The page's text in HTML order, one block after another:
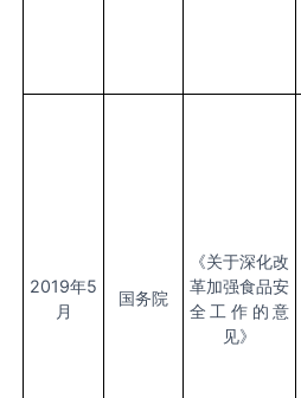
2019年5
月
国务院
《关于深化改
革加强食品安
全工作的意
见》